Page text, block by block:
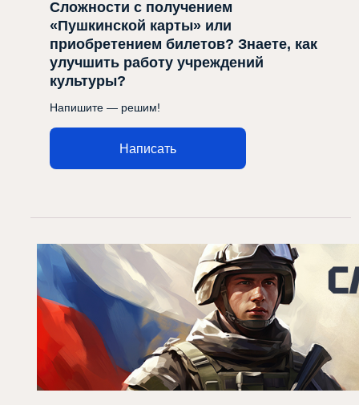
Сложности с получением
«Пушкинской карты» или
приобретением билетов? Знаете, как
улучшить работу учреждений
культуры?
Напишите — решим!
Написать